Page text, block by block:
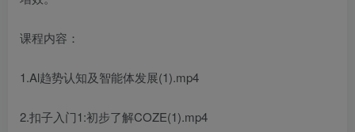
课程内容：
1.Al趋势认知及智能体发展(1).mp4
2.扣子入门1:初步了解COZE(1).mp4